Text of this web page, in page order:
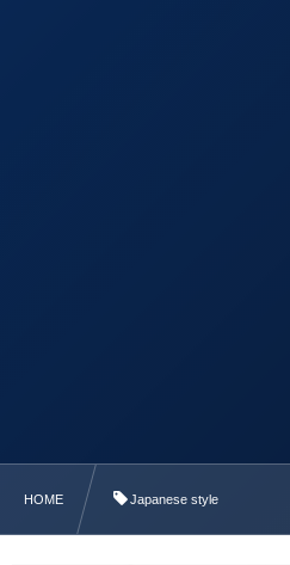
HOME Japanese style